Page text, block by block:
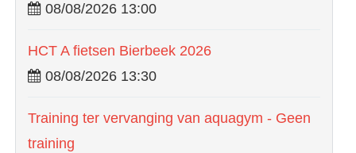
08/08/2026 13:00
HCT A fietsen Bierbeek 2026
08/08/2026 13:30
Training ter vervanging van aquagym - Geen
training